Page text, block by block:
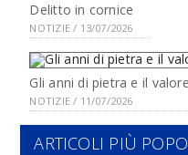
Delitto in cornice
NOTIZIE / 13/07/2026
Gli anni di pietra e il
NOTIZIE / 11/07/2026
ARTICOLI PIÙ